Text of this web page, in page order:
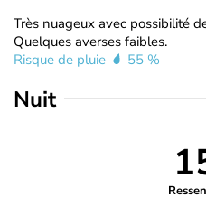
Très nuageux avec possibilité
Quelques averses faibles.
Risque de pluie
55 %
Nuit